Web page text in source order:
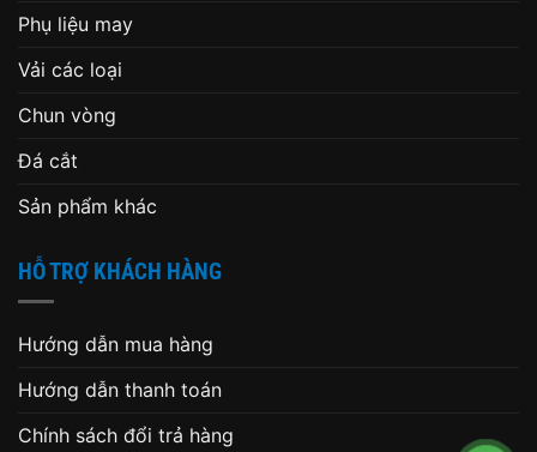
Phụ liệu may
Vải các loại
Chun vòng
Đá cắt
Sản phẩm khác
HỖ TRỢ KHÁCH HÀNG
Hướng dẫn mua hàng
Hướng dẫn thanh toán
Chính sách đổi trả hàng